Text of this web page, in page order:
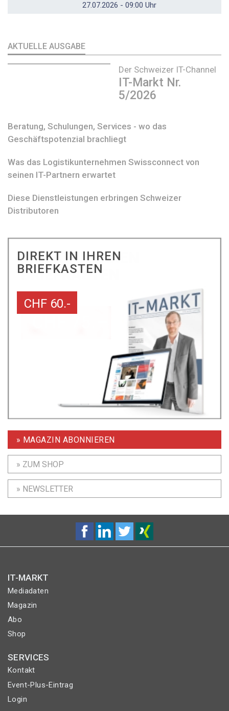
27.07.2026 - 09:00 Uhr
AKTUELLE AUSGABE
Der Schweizer IT-Channel
IT-Markt Nr.
5/2026
Beratung, Schulungen, Services - wo das
Geschäftspotenzial brachliegt
Was das Logistikunternehmen Swissconnect von
seinen IT-Partnern erwartet
Diese Dienstleistungen erbringen Schweizer
Distributoren
DIREKT IN IHREN
BRIEFKASTEN
CHF 60.-
» MAGAZIN ABONNIEREN
» ZUM SHOP
» NEWSLETTER
IT-MARKT
Mediadaten
Magazin
Abo
Shop
SERVICES
Kontakt
Event-Plus-Eintrag
Login